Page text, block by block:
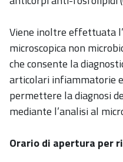
Viene inoltre effettuata
microscopica non
che consente la
articolari infiammatorie
permettere la diagnosi
mediante l’analisi al
Orario di apertura per